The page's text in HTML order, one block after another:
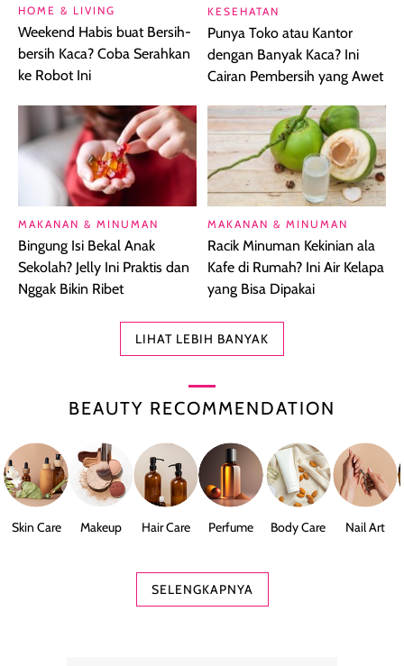
HOME & LIVING
Weekend Habis buat Bersih-
bersih Kaca? Coba Serahkan
ke Robot Ini
KESEHATAN
Punya Toko atau Kantor
dengan Banyak Kaca? Ini
Cairan Pembersih yang Awet
MAKANAN & MINUMAN
Bingung Isi Bekal Anak
Sekolah? Jelly Ini Praktis dan
Nggak Bikin Ribet
MAKANAN & MINUMAN
Racik Minuman Kekinian ala
Kafe di Rumah? Ini Air Kelapa
yang Bisa Dipakai
LIHAT LEBIH BANYAK
BEAUTY RECOMMENDATION
Skin Care Makeup Hair Care Perfume Body Care Nail Art
SELENGKAPNYA